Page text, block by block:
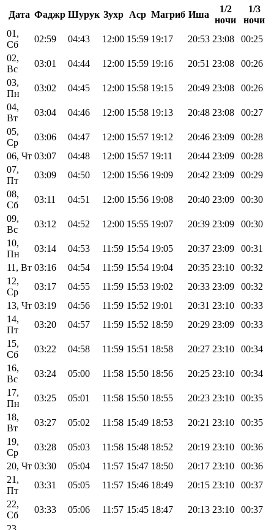
Дата Фаджр Шурук Зухр Аср Магриб Иша
1/2
ночи
1/3
ночи
01,
Сб
02:59 04:43 12:00 15:59 19:17 20:53 23:08
00:25
02,
Вс
03:01 04:44 12:00 15:59 19:16 20:51 23:08
00:26
03,
Пн
03:02 04:45 12:00 15:58 19:15 20:49 23:08
00:26
04,
Вт
03:04 04:46 12:00 15:58 19:13 20:48 23:08
00:27
05,
Ср
03:06 04:47 12:00 15:57 19:12 20:46 23:09
00:28
06, Чт 03:07 04:48 12:00 15:57 19:11 20:44 23:09
00:28
07,
Пт
03:09 04:50 12:00 15:56 19:09 20:42 23:09
00:29
08,
Сб
03:11 04:51 12:00 15:56 19:08 20:40 23:09
00:30
09,
Вс
03:12 04:52 12:00 15:55 19:07 20:39 23:09
00:30
10,
Пн
03:14 04:53 11:59 15:54 19:05 20:37 23:09
00:31
11, Вт 03:16 04:54 11:59 15:54 19:04 20:35 23:10
00:32
12,
Ср
03:17 04:55 11:59 15:53 19:02 20:33 23:09
00:32
13, Чт 03:19 04:56 11:59 15:52 19:01 20:31 23:10
00:33
14,
Пт
03:20 04:57 11:59 15:52 18:59 20:29 23:09
00:33
15,
Сб
03:22 04:58 11:59 15:51 18:58 20:27 23:10
00:34
16,
Вс
03:24 05:00 11:58 15:50 18:56 20:25 23:10
00:34
17,
Пн
03:25 05:01 11:58 15:50 18:55 20:23 23:10
00:35
18,
Вт
03:27 05:02 11:58 15:49 18:53 20:21 23:10
00:35
19,
Ср
03:28 05:03 11:58 15:48 18:52 20:19 23:10
00:36
20, Чт 03:30 05:04 11:57 15:47 18:50 20:17 23:10
00:36
21,
Пт
03:31 05:05 11:57 15:46 18:49 20:15 23:10
00:37
22,
Сб
03:33 05:06 11:57 15:45 18:47 20:13 23:10
00:37